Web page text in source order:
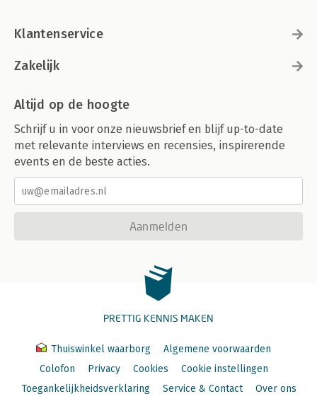
Klantenservice
Zakelijk
Altijd op de hoogte
Schrijf u in voor onze nieuwsbrief en blijf up-to-date
met relevante interviews en recensies, inspirerende
events en de beste acties.
Aanmelden
PRETTIG KENNIS MAKEN
Thuiswinkel waarborg
Algemene voorwaarden
Colofon
Privacy Cookies
Cookie instellingen
Toegankelijkheidsverklaring
Service & Contact Over ons